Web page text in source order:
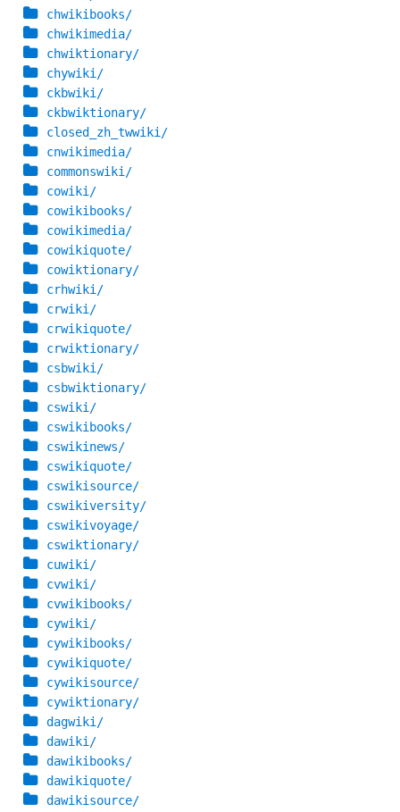
chwikibooks/
chwikimedia/
chwiktionary/
chywiki/
ckbwiki/
ckbwiktionary/
closed_zh_twwiki/
cnwikimedia/
commonswiki/
cowiki/
cowikibooks/
cowikimedia/
cowikiquote/
cowiktionary/
crhwiki/
crwiki/
crwikiquote/
crwiktionary/
csbwiki/
csbwiktionary/
cswiki/
cswikibooks/
cswikinews/
cswikiquote/
cswikisource/
cswikiversity/
cswikivoyage/
cswiktionary/
cuwiki/
cvwiki/
cvwikibooks/
cywiki/
cywikibooks/
cywikiquote/
cywikisource/
cywiktionary/
dagwiki/
dawiki/
dawikibooks/
dawikiquote/
dawikisource/